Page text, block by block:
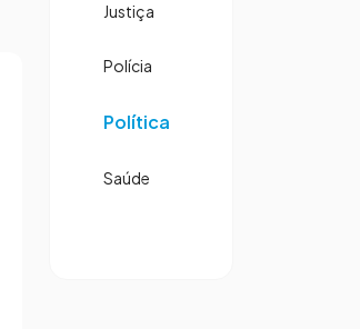
Justiça
Polícia
Política
Saúde